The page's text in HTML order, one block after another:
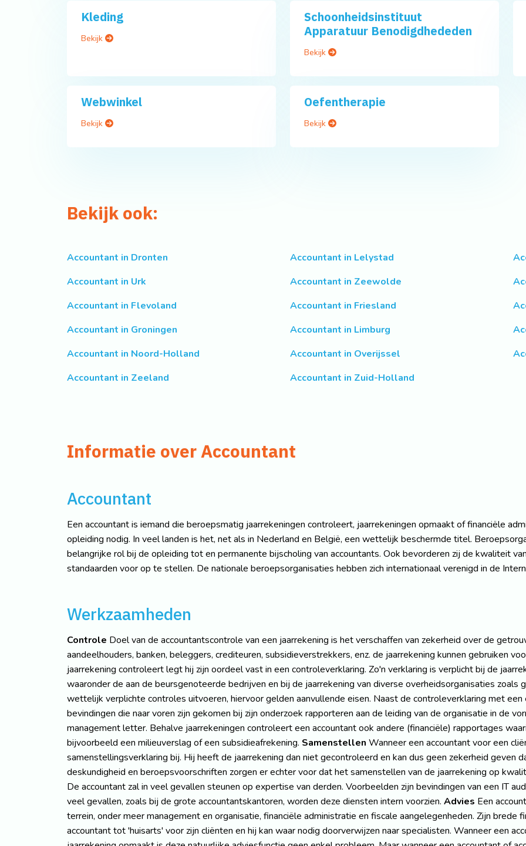
Kleding
Bekijk
Schoonheidsinstituut
Apparatuur Benodigdhededen
Bekijk
Webwinkel
Bekijk
Oefentherapie
Bekijk
Bekijk ook:
Accountant in Dronten Accountant in Lelystad
Accountant in Urk
Accountant in Zeewolde
Accountant in Flevoland
Accountant in Friesland
Accountant in Groningen
Accountant in Limburg
Accountant in Noord-Holland
Accountant in Overijssel
Accountant in Zeeland
Accountant in Zuid-Holland
Informatie over Accountant
Accountant
Een accountant is iemand die beroepsmatig jaarrekeningen controleert, jaarrekeningen opmaakt of financiële
opleiding nodig. In veel landen is het, net als in Nederland en België, een wettelijk beschermde titel.
belangrijke rol bij de opleiding tot en permanente bijscholing van accountants. Ook bevorderen zij de kwaliteit
standaarden voor op te stellen. De nationale beroepsorganisaties hebben zich internationaal verenigd in de
Werkzaamheden
Controle Doel van de accountantscontrole van een jaarrekening is het verschaffen van zekerheid over de
aandeelhouders, banken, beleggers, crediteuren, subsidieverstrekkers, enz. de jaarrekening kunnen gebruiken
jaarrekening controleert legt hij zijn oordeel vast in een controleverklaring. Zo'n verklaring is verplicht bij de
waaronder de aan de beursgenoteerde bedrijven en bij de jaarrekening van diverse overheidsorganisaties zoals
wettelijk verplichte controles uitvoeren, hiervoor gelden aanvullende eisen. Naast de controleverklaring met
bevindingen die naar voren zijn gekomen bij zijn onderzoek rapporteren aan de leiding van de organisatie in de
management letter. Behalve jaarrekeningen controleert een accountant ook andere (financiële) rapportages
bijvoorbeeld een milieuverslag of een subsidieafrekening. Samenstellen Wanneer een accountant voor een
samenstellingsverklaring bij. Hij heeft de jaarrekening dan niet gecontroleerd en kan dus geen zekerheid geven
deskundigheid en beroepsvoorschriften zorgen er echter voor dat het samenstellen van de jaarrekening op
De accountant zal in veel gevallen steunen op expertise van derden. Voorbeelden zijn bevindingen van een IT
veel gevallen, zoals bij de grote accountantskantoren, worden deze diensten intern voorzien. Advies Een
terrein, onder meer management en organisatie, financiële administratie en fiscale aangelegenheden. Zijn brede
accountant tot 'huisarts' voor zijn cliënten en hij kan waar nodig doorverwijzen naar specialisten. Wanneer een